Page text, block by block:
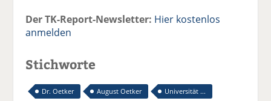
Der TK-Report-Newsletter: Hier kostenlos
anmelden
Stichworte
Dr. Oetker August Oetker Universität ...